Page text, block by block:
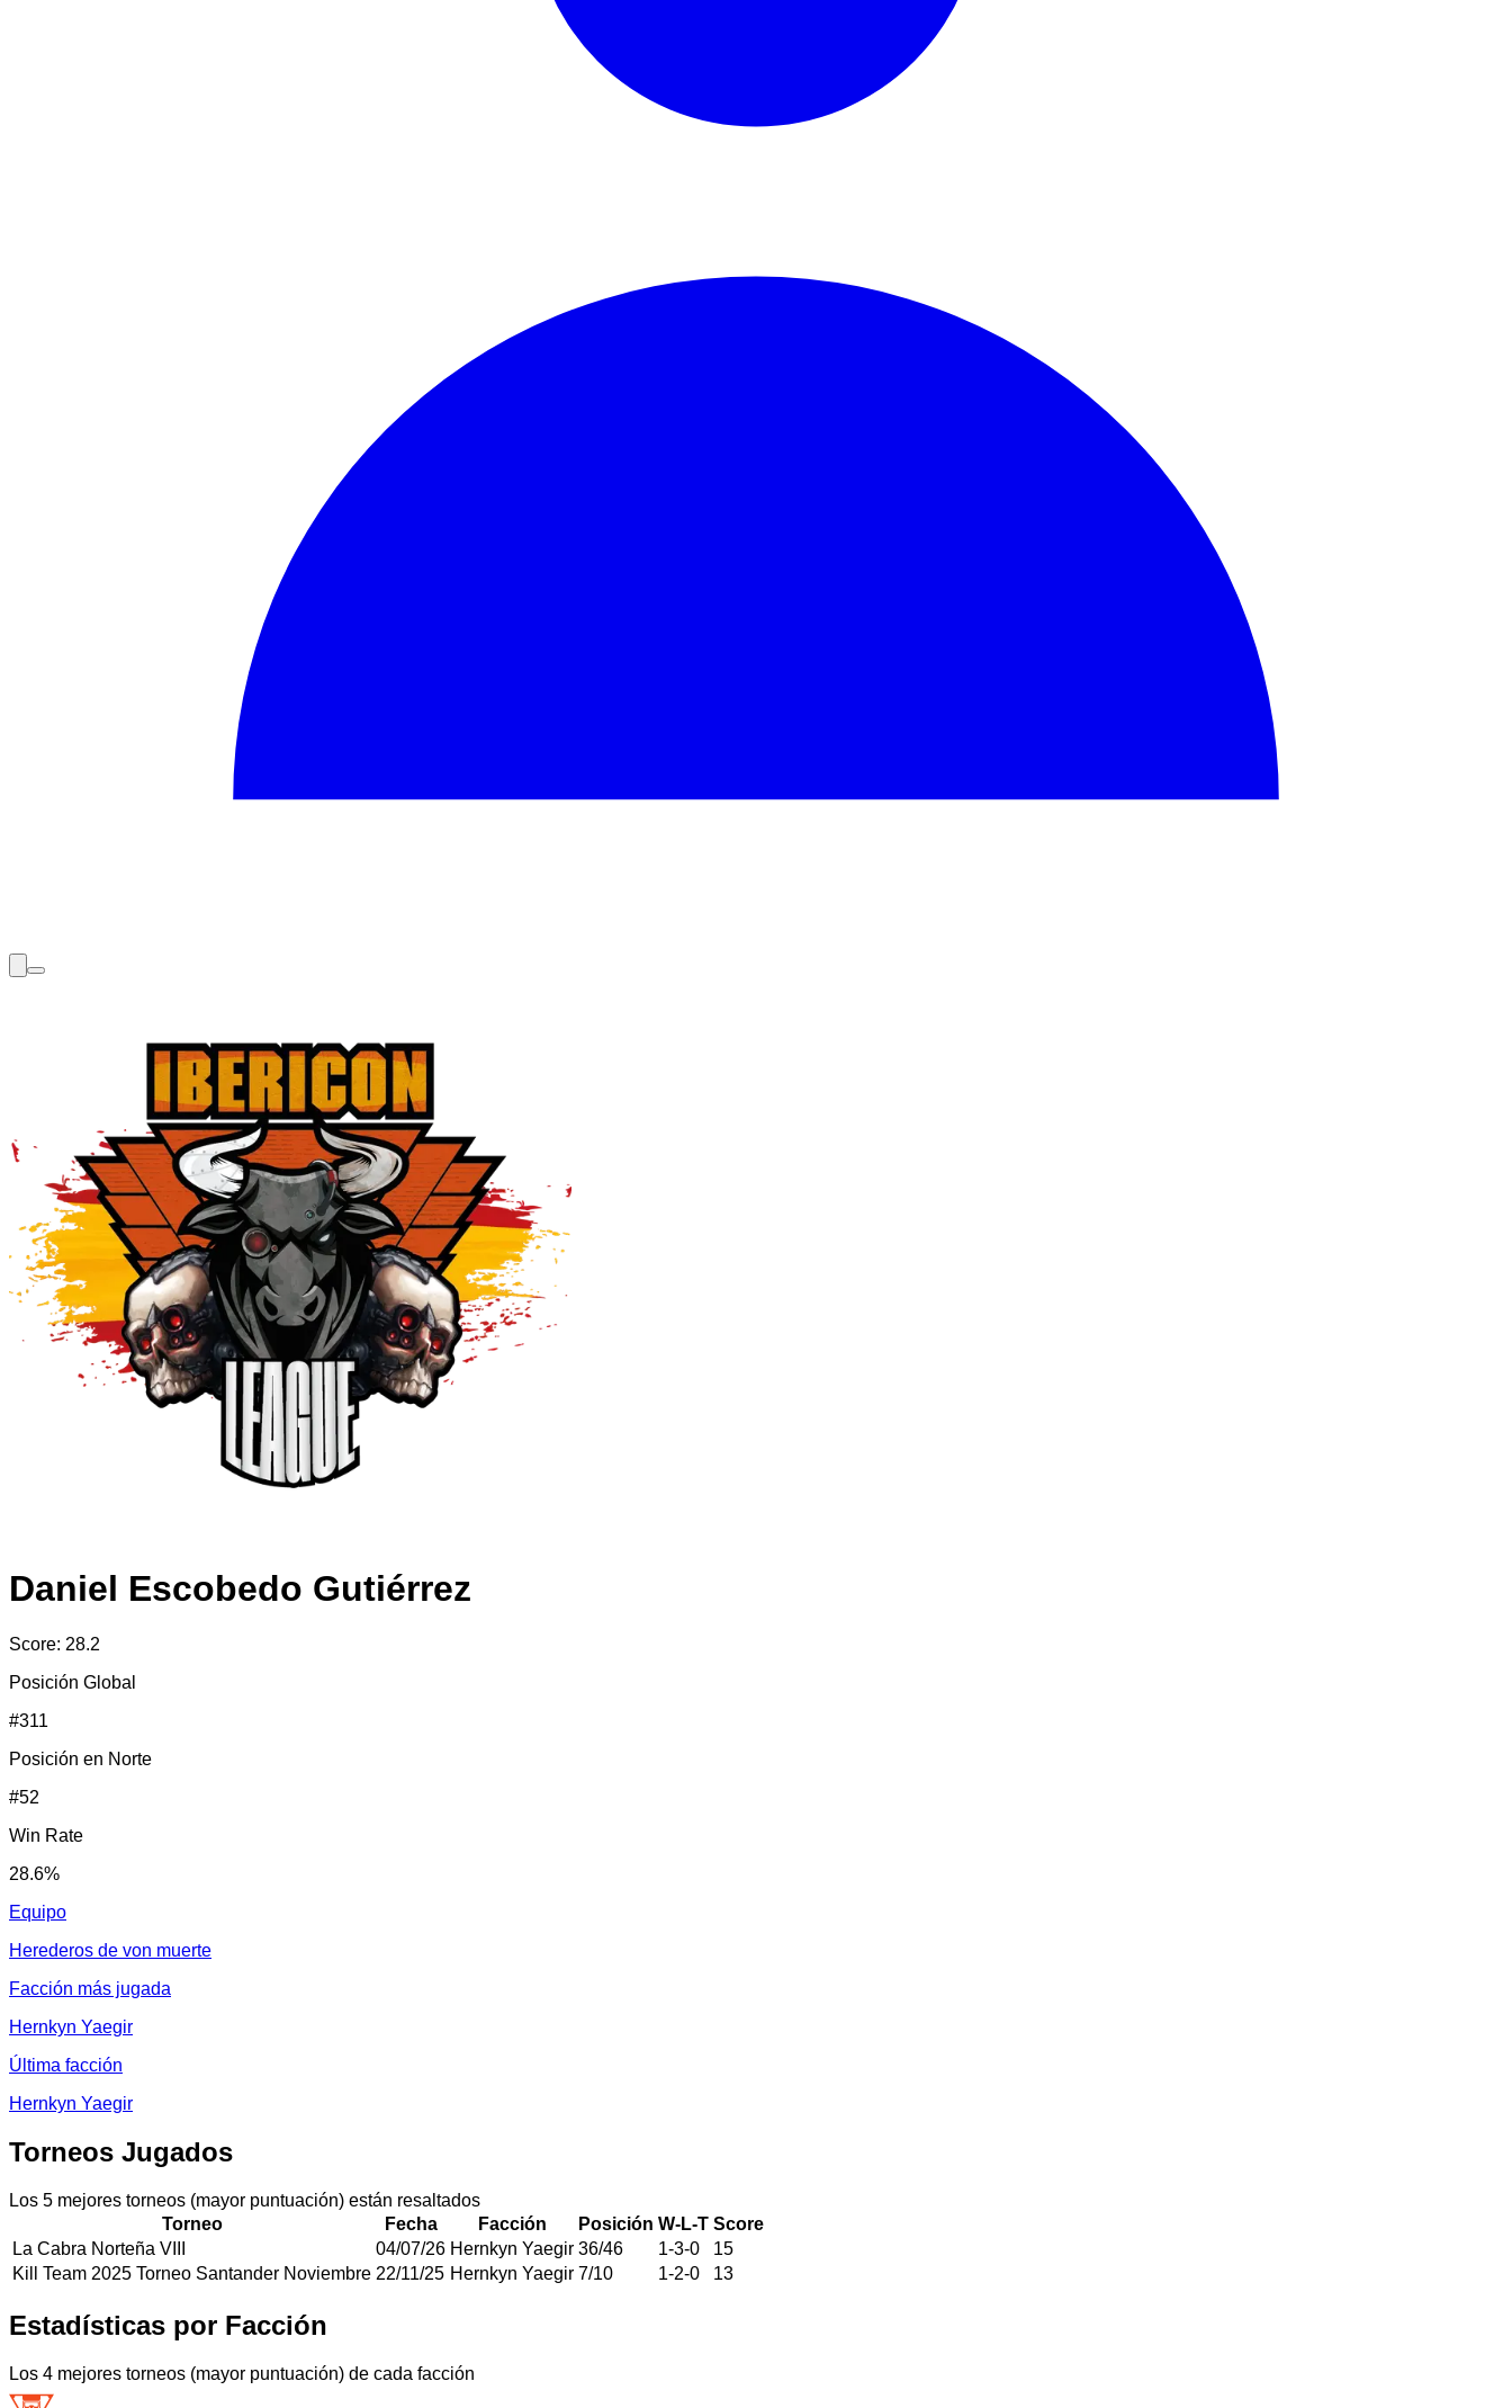
Daniel Escobedo Gutiérrez
Score: 28.2
Posición Global
#311
Posición en Norte
#52
Win Rate
28.6%
Equipo
Herederos de von muerte
Facción más jugada
Hernkyn Yaegir
Última facción
Hernkyn Yaegir
Torneos Jugados
Los 5 mejores torneos (mayor puntuación) están resaltados
Torneo
Fecha Facción Posición W-L-T Score
La Cabra Norteña VIII
04/07/26 Hernkyn Yaegir 36/46 1-3-0
15
Kill Team 2025 Torneo Santander Noviembre 22/11/25 Hernkyn Yaegir 7/10 1-2-0 13
Estadísticas por Facción
Los 4 mejores torneos (mayor puntuación) de cada facción